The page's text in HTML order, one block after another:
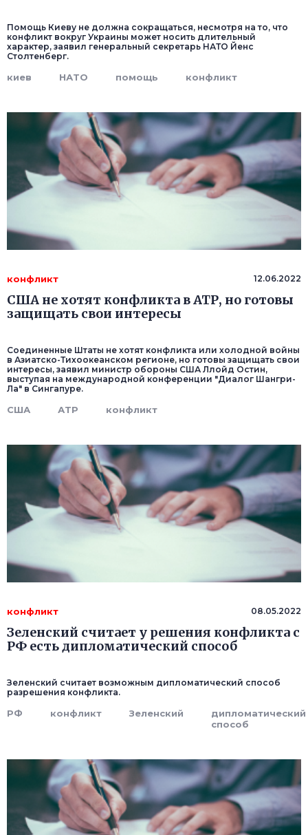
Помощь Киеву не должна сокращаться, несмотря на то, что
конфликт вокруг Украины может носить длительный
характер, заявил генеральный секретарь НАТО Йенс
Столтенберг.
киев НАТО помощь конфликт
конфликт 12.06.2022
США не хотят конфликта в АТР, но готовы
защищать свои интересы
Соединенные Штаты не хотят конфликта или холодной войны
в Азиатско-Тихоокеанском регионе, но готовы защищать свои
интересы, заявил министр обороны США Ллойд Остин,
выступая на международной конференции "Диалог Шангри-
Ла" в Сингапуре.
США АТР конфликт
конфликт 08.05.2022
Зеленский считает у решения конфликта с
РФ есть дипломатический способ
Зеленский считает возможным дипломатический способ
разрешения конфликта.
РФ конфликт Зеленский
дипломатический
способ